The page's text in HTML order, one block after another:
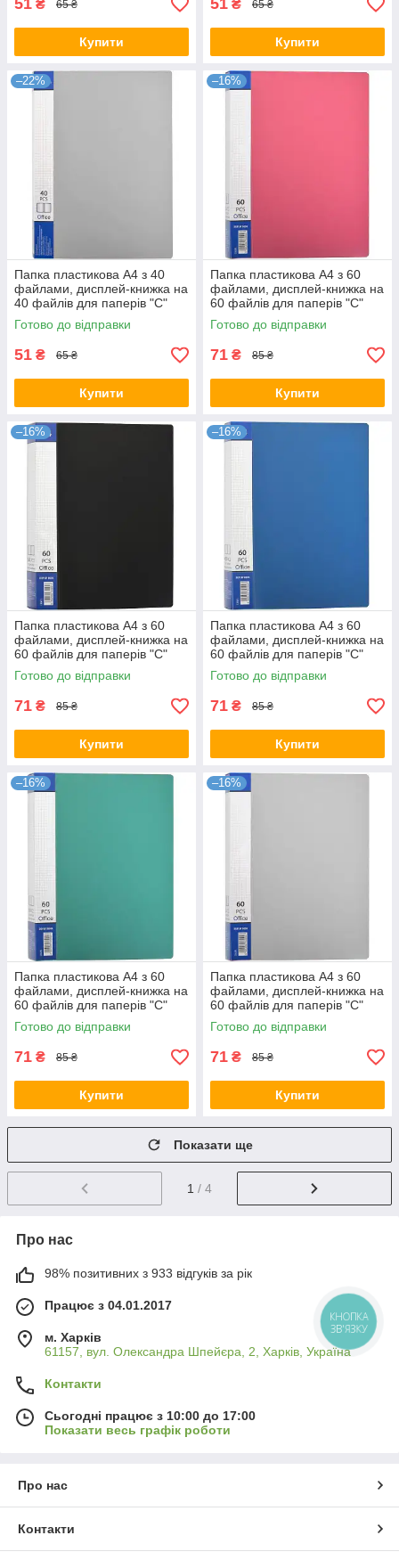
51 ₴ 65 ₴
Купити
51 ₴ 65 ₴
Купити
–22%
Папка пластикова А4 з 40
файлами, дисплей-книжка на
40 файлів для паперів "С"
Сіра KNZ
Готово до відправки
51 ₴ 65 ₴
Купити
–16%
Папка пластикова А4 з 60
файлами, дисплей-книжка на
60 файлів для паперів "С"
Червона KNZ
Готово до відправки
71 ₴ 85 ₴
Купити
–16%
Папка пластикова А4 з 60
файлами, дисплей-книжка на
60 файлів для паперів "С"
Чорна KNZ
Готово до відправки
71 ₴ 85 ₴
Купити
–16%
Папка пластикова А4 з 60
файлами, дисплей-книжка на
60 файлів для паперів "С"
Синя KNZ
Готово до відправки
71 ₴ 85 ₴
Купити
–16%
Папка пластикова А4 з 60
файлами, дисплей-книжка на
60 файлів для паперів "С"
Зелена KNZ
Готово до відправки
71 ₴ 85 ₴
Купити
–16%
Папка пластикова А4 з 60
файлами, дисплей-книжка на
60 файлів для паперів "С"
Сіра KNZ
Готово до відправки
71 ₴ 85 ₴
Купити
Показати ще
1 / 4
Про нас
98% позитивних з 933 відгуків за рік
Працює з 04.01.2017
м. Харків
61157, вул. Олександра Шпейєра, 2, Харків, Україна
Контакти
Сьогодні працює з 10:00 до 17:00
Показати весь графік роботи
Про нас
Контакти
КНОПКА
ЗВ'ЯЗКУ